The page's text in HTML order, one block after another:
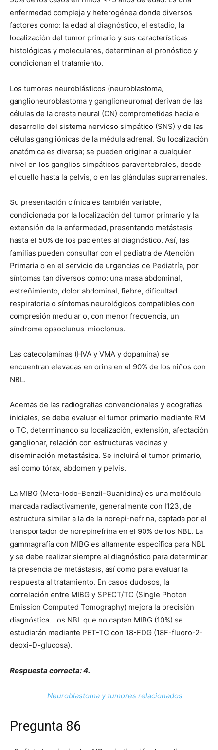
enfermedad compleja y heterogénea donde diversos
factores como: la edad al diagnóstico, el estadio, la
localización del tumor primario y sus características
histológicas y moleculares, determinan el pronóstico y
condicionan el tratamiento.
Los tumores neuroblásticos (neuroblastoma,
ganglioneuroblastoma y ganglioneuroma) derivan de las
células de la cresta neural (CN) comprometidas hacia el
desarrollo del sistema nervioso simpático (SNS) y de las
células gangliónicas de la médula adrenal. Su localización
anatómica es diversa; se pueden originar a cualquier
nivel en los ganglios simpáticos paravertebrales, desde
el cuello hasta la pelvis, o en las glándulas suprarrenales.
Su presentación clínica es también variable,
condicionada por la localización del tumor primario y la
extensión de la enfermedad, presentando metástasis
hasta el 50% de los pacientes al diagnóstico. Así, las
familias pueden consultar con el pediatra de Atención
Primaria o en el servicio de urgencias de Pediatría, por
síntomas tan diversos como: una masa abdominal,
estreñimiento, dolor abdominal, fiebre, dificultad
respiratoria o síntomas neurológicos compatibles con
compresión medular o, con menor frecuencia, un
síndrome opsoclunus-mioclonus.
Las catecolaminas (HVA y VMA y dopamina) se
encuentran elevadas en orina en el 90% de los niños con
NBL.
Además de las radiografías convencionales y ecografías
iniciales, se debe evaluar el tumor primario mediante RM
o TC, determinando su localización, extensión, afectación
ganglionar, relación con estructuras vecinas y
diseminación metastásica. Se incluirá el tumor primario,
así como tórax, abdomen y pelvis.
La MIBG (Meta-Iodo-Benzil-Guanidina) es una molécula
marcada radiactivamente, generalmente con I123, de
estructura similar a la de la norepi-nefrina, captada por el
transportador de norepinefrina en el 90% de los NBL. La
gammagrafía con MIBG es altamente específica para NBL
y se debe realizar siempre al diagnóstico para determinar
la presencia de metástasis, así como para evaluar la
respuesta al tratamiento. En casos dudosos, la
correlación entre MIBG y SPECT/TC (Single Photon
Emission Computed Tomography) mejora la precisión
diagnóstica. Los NBL que no captan MIBG (10%) se
estudiarán mediante PET-TC con 18-FDG (18F-fluoro-2-
deoxi-D-glucosa).
Respuesta correcta: 4.
Neuroblastoma y tumores relacionados
Pregunta 86